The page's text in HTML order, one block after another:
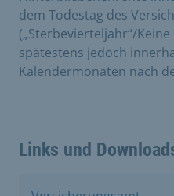
dem Todestag des
(„Sterbevierteljahr“/
spätestens jedoch
Kalendermonaten nach
Links und